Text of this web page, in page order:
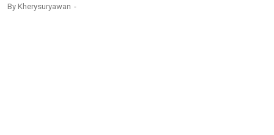
By Kherysuryawan